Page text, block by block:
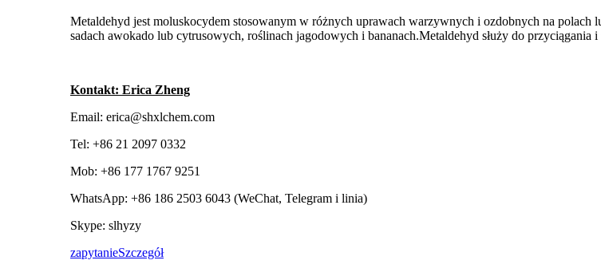
Metaldehyd jest moluskocydem stosowanym w różnych uprawach warzywnych i ozdobnych na
sadach awokado lub cytrusowych, roślinach jagodowych i bananach.Metaldehyd służy do przyciągania
Kontakt: Erica Zheng
Email: erica@shxlchem.com
Tel: +86 21 2097 0332
Mob: +86 177 1767 9251
WhatsApp: +86 186 2503 6043 (WeChat, Telegram i linia)
Skype: slhyzy
zapytanieSzczegół